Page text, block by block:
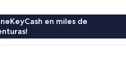
en miles de